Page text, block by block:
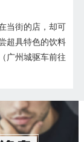
当街的店，却可
超具特色的饮料
广州城驱车前往